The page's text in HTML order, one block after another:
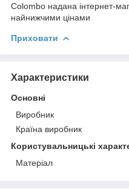
Colombo надана інтернет-
найнижчими цінами
Приховати
Характеристики
Основні
Виробник
Країна виробник
Користувальницькі
Матеріал